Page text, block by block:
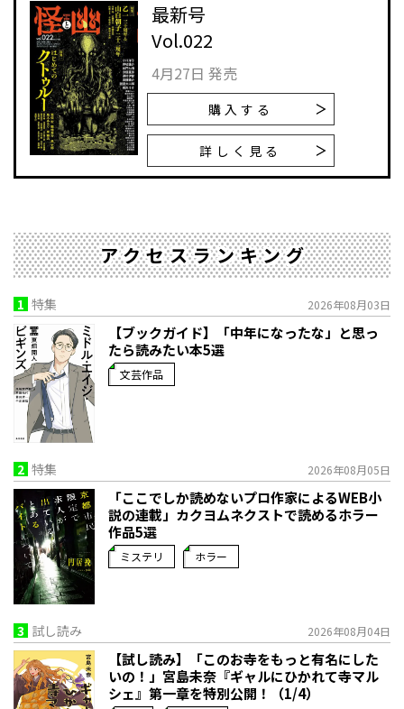
最新号
Vol.022
4月27日 発売
購入する
詳しく見る
アクセスランキング
1 特集 2026年08月03日
【ブックガイド】「中年になったな」と思っ
たら読みたい本5選
文芸作品
2 特集 2026年08月05日
「ここでしか読めないプロ作家によるWEB小
説の連載」――カクヨムネクストで読めるホラー
作品5選
ミステリ ホラー
3 試し読み 2026年08月04日
【試し読み】「このお寺をもっと有名にした
いの！」宮島未奈『ギャルにひかれて寺マル
シェ』第一章を特別公開！（1/4）